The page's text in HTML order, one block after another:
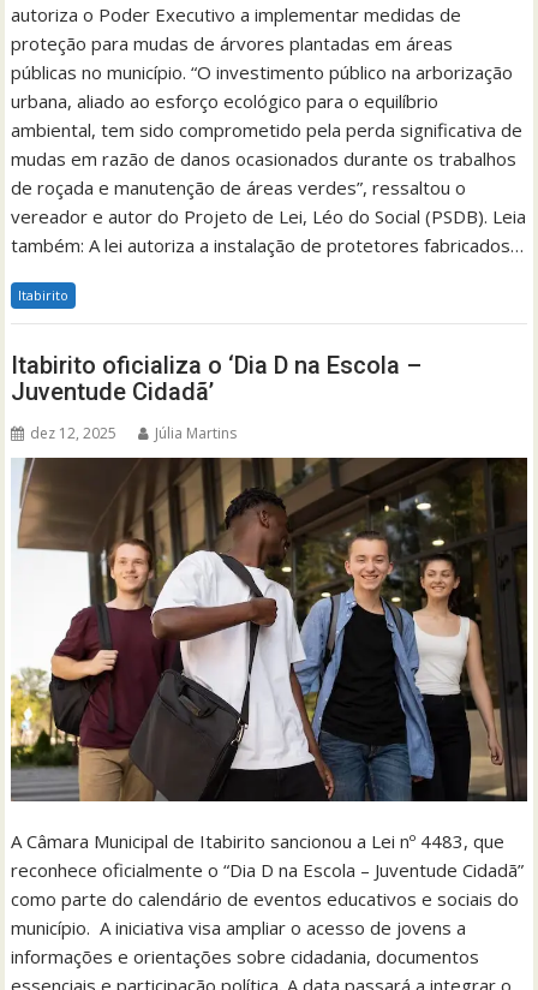
autoriza o Poder Executivo a implementar medidas de
proteção para mudas de árvores plantadas em áreas
públicas no município. “O investimento público na arborização
urbana, aliado ao esforço ecológico para o equilíbrio
ambiental, tem sido comprometido pela perda significativa de
mudas em razão de danos ocasionados durante os trabalhos
de roçada e manutenção de áreas verdes”, ressaltou o
vereador e autor do Projeto de Lei, Léo do Social (PSDB). Leia
também: A lei autoriza a instalação de protetores fabricados…
Itabirito
Itabirito oficializa o ‘Dia D na Escola –
Juventude Cidadã’
dez 12, 2025 Júlia Martins
A Câmara Municipal de Itabirito sancionou a Lei nº 4483, que
reconhece oficialmente o “Dia D na Escola – Juventude Cidadã”
como parte do calendário de eventos educativos e sociais do
município. A iniciativa visa ampliar o acesso de jovens a
informações e orientações sobre cidadania, documentos
essenciais e participação política. A data passará a integrar o